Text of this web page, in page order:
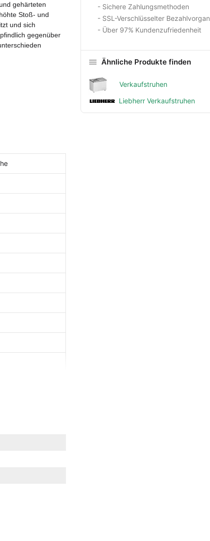
- Sichere Zahlungsmethoden
- SSL-Verschlüsselter
- Über 97% Kundenzufriedenheit
Ähnliche Produkte finden
Verkaufstruhen
Liebherr Verkaufstruhen
gehärteten
Stoß- und
und sich
gegenüber